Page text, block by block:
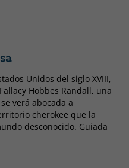
Unidos del siglo XVIII,
Hobbes Randall, una
verá abocada a
cherokee que la
desconocido. Guiada
en un mar de peligros,